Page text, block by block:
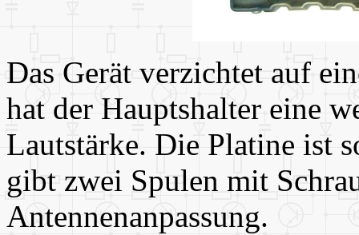
Das Gerät verzichtet auf
hat der Hauptshalter eine
Lautstärke. Die Platine ist
gibt zwei Spulen mit
Antennenanpassung.